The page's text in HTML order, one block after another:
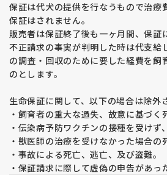
保証は代犬の提供を行なうもので治療
保証はされません。
販売者は保証終了後も一ヶ月間、保証
不正請求の事実が判明した時は代支給
の調査・回収のために要した経費を飼
のとします。
生命保証に関して、以下の場合は除外
・飼育者の重大な過失、故意に基づく
・伝染病予防ワクチンの接種を受けず
・獣医師の治療を受けなかった場合の
・事故による死亡、逃亡、及び盗難。
・保証請求に際して虚偽の申告があっ